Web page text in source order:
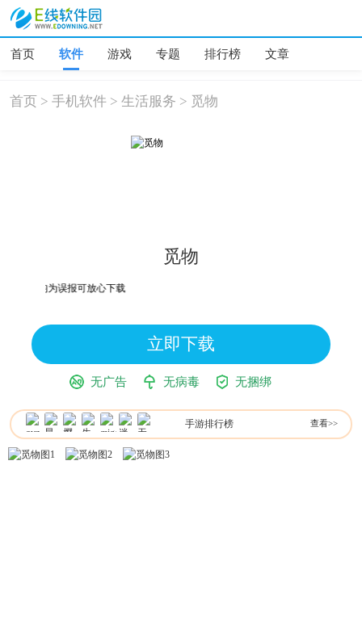
首页 软件 游戏 专题 排行榜 文章
首页 >手机软件 >生活服务 > 觅物
觅物
险，均为误报可放心下载
立即下载
无广告 无病毒 无捆绑
手游排行榜 查看>>